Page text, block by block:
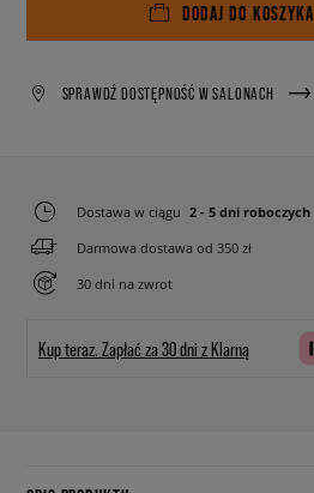
DODAJ DO KOSZYKA
SPRAWDŹ DOSTĘPNOŚĆ W SALONACH
Dostawa w ciągu 2 - 5 dni roboczych
Darmowa dostawa od 350 zł
30 dni na zwrot
Kup teraz. Zapłać za 30 dni z Klarną